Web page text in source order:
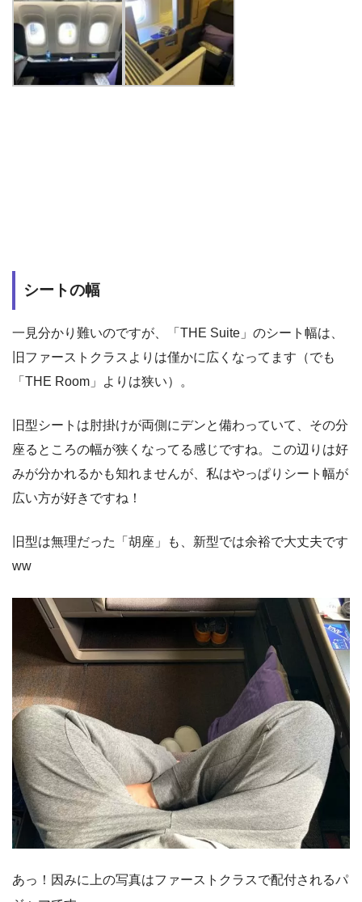
シートの幅
一見分かり難いのですが、「THE Suite」のシート幅は、
旧ファーストクラスよりは僅かに広くなってます（でも
「THE Room」よりは狭い）。
旧型シートは肘掛けが両側にデンと備わっていて、その分
座るところの幅が狭くなってる感じですね。この辺りは好
みが分かれるかも知れませんが、私はやっぱりシート幅が
広い方が好きですね！
旧型は無理だった「胡座」も、新型では余裕で大丈夫です
ww
あっ！因みに上の写真はファーストクラスで配付されるパ